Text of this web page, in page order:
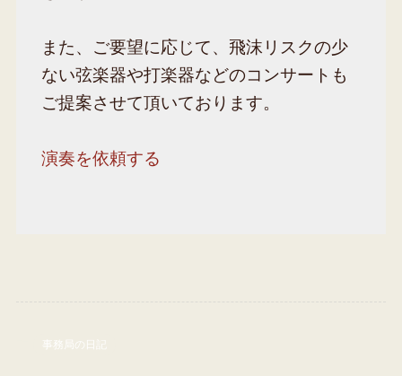
また、ご要望に応じて、飛沫リスクの少
ない弦楽器や打楽器などのコンサートも
ご提案させて頂いております。
演奏を依頼する
事務局の日記